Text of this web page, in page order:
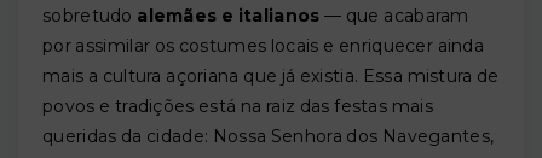
sobretudo alemães e italianos — que acabaram
por assimilar os costumes locais e enriquecer ainda
mais a cultura açoriana que já existia. Essa mistura de
povos e tradições está na raiz das festas mais
queridas da cidade: Nossa Senhora dos Navegantes,